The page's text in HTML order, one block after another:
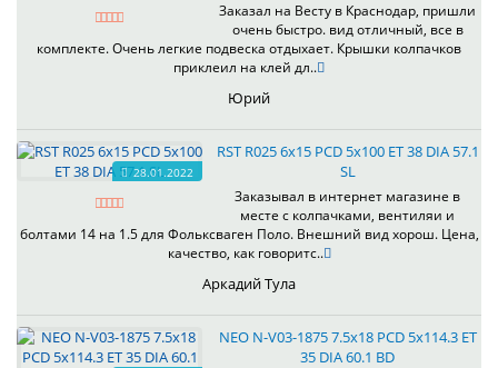
Заказал на Весту в Краснодар, пришли
очень быстро. вид отличный, все в
комплекте. Очень легкие подвеска отдыхает. Крышки колпачков
приклеил на клей дл..
Юрий
28.01.2022
RST R025 6x15 PCD 5x100 ET 38 DIA 57.1
SL
Заказывал в интернет магазине в
месте с колпачками, вентиляи и
болтами 14 на 1.5 для Фольксваген Поло. Внешний вид хорош. Цена,
качество, как говоритс..
Аркадий Тула
NEO N-V03-1875 7.5x18 PCD 5x114.3 ET
35 DIA 60.1 BD